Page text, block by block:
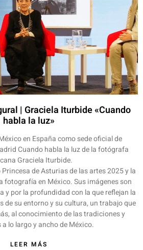
| Graciela Iturbide «Cuando
habla la luz»
en España como sede oficial de
Cuando habla la luz de la fotógrafa
Graciela Iturbide.
de Asturias de las artes 2025 y la
fotografía en México. Sus imágenes son
y por la profundidad con la que reflejan la
de su entorno y su cultura, un trabajo que
al conocimiento de las tradiciones y
lo largo y ancho de México.
LEER MÁS